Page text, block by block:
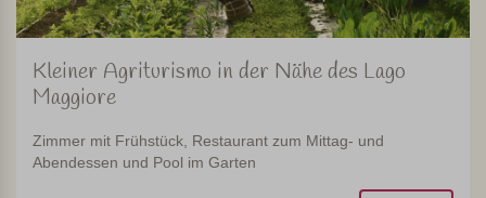
Kleiner Agriturismo in der Nähe des Lago
Maggiore
Zimmer mit Frühstück, Restaurant zum Mittag- und
Abendessen und Pool im Garten